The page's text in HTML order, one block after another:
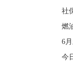
社
燃
6
今